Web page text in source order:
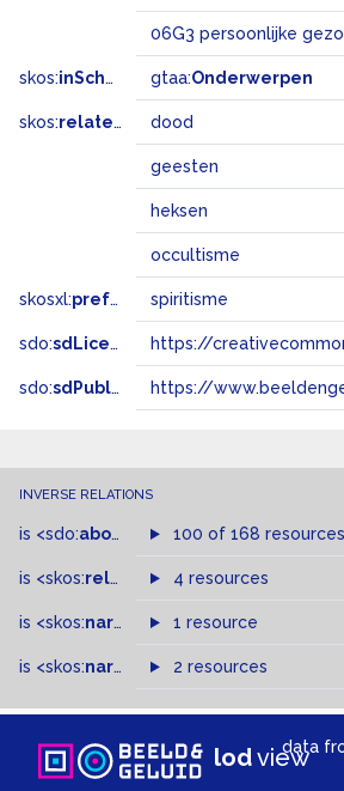
06G3 persoonlijke
skos:inScheme gtaa:Onderwerpen
skos:related dood
geesten
heksen
occultisme
skosxl:prefLabel spiritisme
sdo:sdLicense
sdo:sdPublisher https://
INVERSE RELATIONS
is <sdo:about of 100 of 168 resources
is <skos:related > of4 resources
is <skos:narrower >of
1 resource
is <skos:narrowMatch >of
2 resources
lodview
data